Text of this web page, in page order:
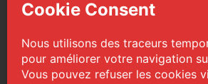
© 2026 Toulouse Polars du Sud |
réservés
Web Design : TPS|Mentions